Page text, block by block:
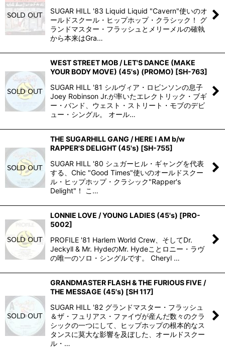
SUGAR HILL '83 Liquid Liquid "Cavern"使いのオ
ールドスクール・ヒップホップ・クラシック！ グ
ランドマスター・フラッシュとメリーメルの確執
から本来はGra…
WEST STREET MOB / LET'S DANCE (MAKE
YOUR BODY MOVE) (45's) (PROMO) [SH-763]
SUGAR HILL '81 シルヴィア・ロビンソンの息子
Joey Robinson Jr.が率いたエレクトリック・ブギ
ー・バンド、ウェスト・ストリート・モブのデビ
ュー・シングル。 オール…
THE SUGARHILL GANG / HERE I AM b/w
RAPPER'S DELIGHT (45's) [SH-755]
SUGAR HILL '80 シュガーヒル・ギャングを代表
する、Chic "Good Times"使いのオールドスクー
ル・ヒップホップ・クラシック"Rapper's
Delight"！ こ…
LONNIE LOVE / YOUNG LADIES (45's) [PRO-
5002]
PROFILE '81 Harlem World Crew、そしてDr.
Jeckyll & Mr. HydeのMr. Hydeことロニー・ラヴ
の唯一のソロ・シングルです。 Cheryl …
GRANDMASTER FLASH & THE FURIOUS FIVE /
THE MESSAGE (45's) [SH 117]
SUGAR HILL '82 グランドマスター・フラッシュ
＆ザ・フュリアス・ファイヴが産んだ数々のクラ
シックの一つにして、ヒップホップの根本的なス
タンスに莫大な影響を及ぼした、オールドスクー
ル・…